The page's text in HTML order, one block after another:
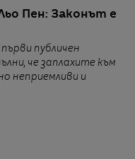
Пен: Законът е
публичен
че заплахите към
неприемливи и